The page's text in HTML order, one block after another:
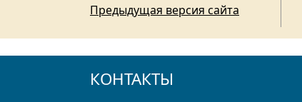
Предыдущая версия сайта
КОНТАКТЫ